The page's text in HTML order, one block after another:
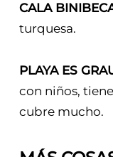
CALA
turquesa.
PLAYA ES
con niños,
cubre mucho.